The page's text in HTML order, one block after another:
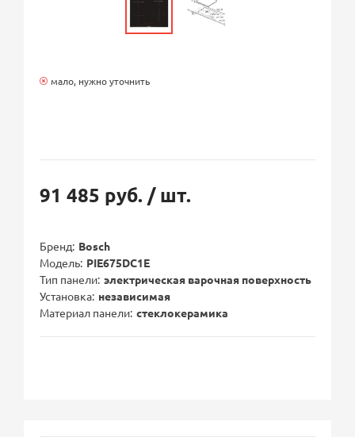
мало, нужно уточнить
91 485 руб. / шт.
Бренд Bosch
Модель PIE675DC1E
Тип панели электрическая варочная поверхность
Установка независимая
Материал панели стеклокерамика